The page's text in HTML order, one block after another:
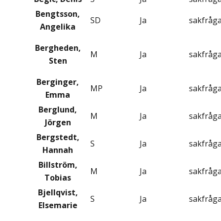
Bengtsson,
Angelika
SD Ja
Bergheden,
Sten
M Ja
Berginger,
Emma
MP Ja
Berglund,
Jörgen
M Ja
Bergstedt,
Hannah
S Ja
Billström,
Tobias
M Ja
Bjellqvist,
Elsemarie
S Ja